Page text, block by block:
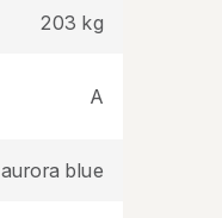
203 kg
A
aurora blue